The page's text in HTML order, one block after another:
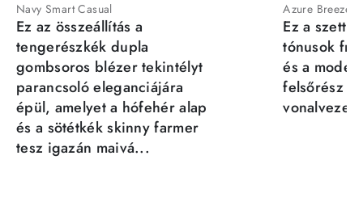
Navy Smart Casual
Ez az összeállítás a
tengerészkék dupla
gombsoros blézer tekintélyt
parancsoló eleganciájára
épül, amelyet a hófehér alap
és a sötétkék skinny farmer
tesz igazán maivá...
Azure Breeze
Ez a szett
tónusok
és a
felsőrész